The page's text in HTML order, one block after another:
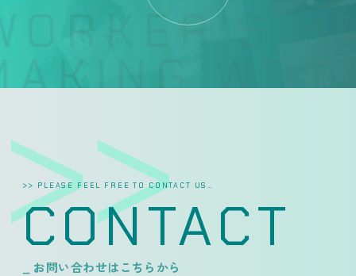
>> PLEASE FEEL FREE TO CONTACT US…
CONTACT
_ お問い合わせはこちらから